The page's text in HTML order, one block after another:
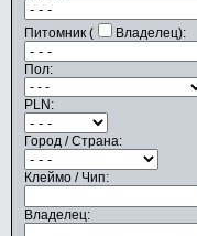
Питомник ( Владелец):
Пол:
PLN:
Город / Страна:
Клеймо / Чип:
Владелец: